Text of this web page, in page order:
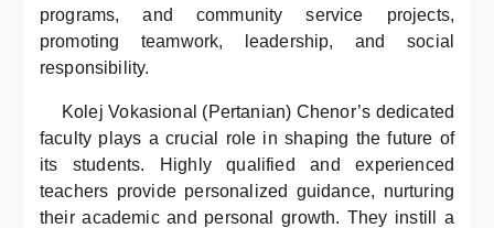
programs, and community service projects,
promoting teamwork, leadership, and social
responsibility.
Kolej Vokasional (Pertanian) Chenor’s dedicated
faculty plays a crucial role in shaping the future of
its students. Highly qualified and experienced
teachers provide personalized guidance, nurturing
their academic and personal growth. They instill a